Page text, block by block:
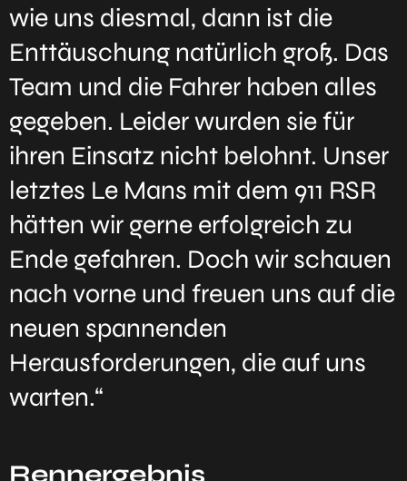
wie uns diesmal, dann ist die
Enttäuschung natürlich groß. Das
Team und die Fahrer haben alles
gegeben. Leider wurden sie für
ihren Einsatz nicht belohnt. Unser
letztes Le Mans mit dem 911 RSR
hätten wir gerne erfolgreich zu
Ende gefahren. Doch wir schauen
nach vorne und freuen uns auf die
neuen spannenden
Herausforderungen, die auf uns
warten.“
Rennergebnis